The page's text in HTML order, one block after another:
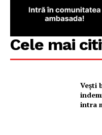
Cele mai
Vești
intra